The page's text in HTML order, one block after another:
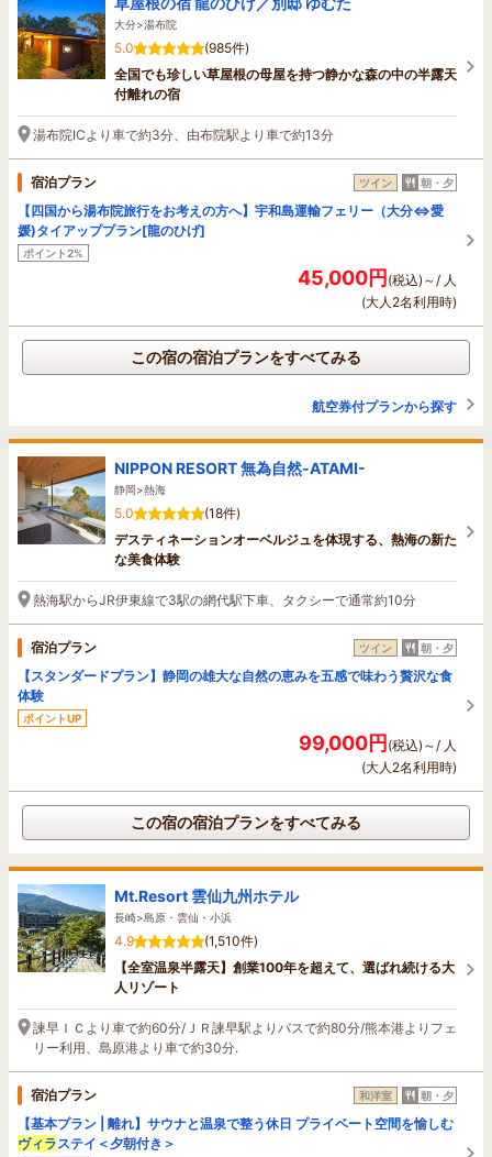
大分>湯布院
5.0
(985件)
全国でも珍しい草屋根の母屋を持つ静かな森の中の半露天
付離れの宿
湯布院ICより車で約3分、由布院駅より車で約13分
宿泊プラン ツイン 朝・夕
【四国から湯布院旅行をお考えの方へ】宇和島運輸フェリー（大分⇔愛
媛)タイアッププラン[龍のひげ]
ポイント2%
45,000円(税込)～/ 人
(大人2名利用時)
この宿の宿泊プランをすべてみる
航空券付プランから探す
NIPPON RESORT 無為自然-ATAMI-
静岡>熱海
5.0
(18件)
デスティネーションオーベルジュを体現する、熱海の新た
な美食体験
熱海駅からJR伊東線で3駅の網代駅下車、タクシーで通常約10分
宿泊プラン ツイン 朝・夕
【スタンダードプラン】静岡の雄大な自然の恵みを五感で味わう贅沢な食
体験
ポイントUP
99,000円(税込)～/ 人
(大人2名利用時)
この宿の宿泊プランをすべてみる
Mt.Resort 雲仙九州ホテル
長崎>島原・雲仙・小浜
4.9
(1,510件)
【全室温泉半露天】創業100年を超えて、選ばれ続ける大
人リゾート
諫早ＩＣより車で約60分/ＪＲ諫早駅よりバスで約80分/熊本港よりフェ
リー利用、島原港より車で約30分.
宿泊プラン 和洋室 朝・夕
【基本プラン | 離れ】サウナと温泉で整う休日 プライベート空間を愉しむ
ヴィラ ステイ＜夕朝付き＞